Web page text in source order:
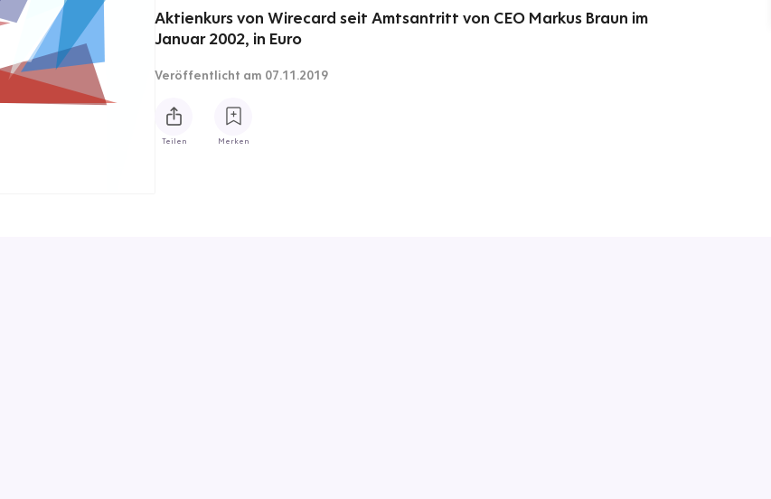
Aktienkurs von Wirecard seit Amtsantritt von CEO Markus Braun im
Januar 2002, in Euro
Veröffentlicht am 07.11.2019
Teilen Merken